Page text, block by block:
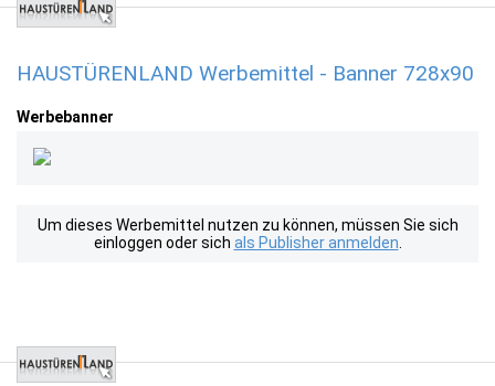
HAUSTÜRENLAND Werbemittel - Banner 728x90
Werbebanner
Um dieses Werbemittel nutzen zu können, müssen Sie sich
einloggen oder sich als Publisher anmelden